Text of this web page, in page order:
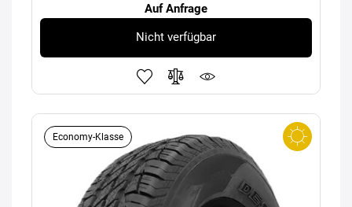
Auf Anfrage
Nicht verfügbar
Economy-Klasse